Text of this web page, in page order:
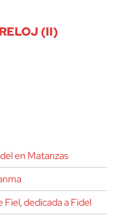
(II)
en Matanzas
dedicada a Fidel